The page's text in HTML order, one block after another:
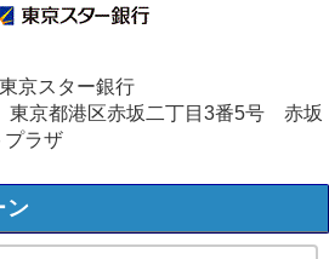
京スター銀行
京都港区赤坂二丁目3番5号 赤坂
プラザ
ン